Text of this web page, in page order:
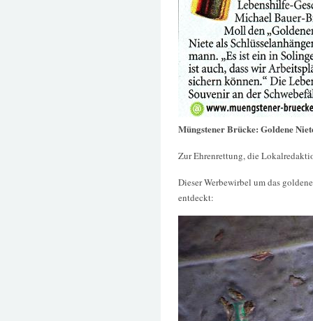
Müngstener Brücke: Goldene
Zur Ehrenrettung, die
Dieser Werbewirbel um das
entdeckt: